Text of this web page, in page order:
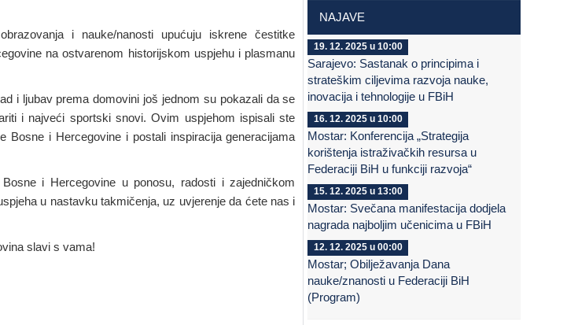
i nauke/nanosti upućuju iskrene čestitke
na ostvarenom historijskom uspjehu i plasmanu
i ljubav prema domovini još jednom su pokazali da se
i najveći sportski snovi. Ovim uspjehom ispisali ste
Bosne i Hercegovine i postali inspiracija generacijama
i Hercegovine u ponosu, radosti i zajedničkom
u nastavku takmičenja, uz uvjerenje da ćete nas i
slavi s vama!
NAJAVE
19. 12. 2025 u 10:00
Sarajevo: Sastanak o principima i
strateškim ciljevima razvoja nauke,
inovacija i tehnologije u FBiH
16. 12. 2025 u 10:00
Mostar: Konferencija „Strategija
korištenja istraživačkih resursa u
Federaciji BiH u funkciji razvoja“
15. 12. 2025 u 13:00
Mostar: Svečana manifestacija dodjela
nagrada najboljim učenicima u FBiH
12. 12. 2025 u 00:00
Mostar; Obilježavanja Dana
nauke/znanosti u Federaciji BiH
(Program)